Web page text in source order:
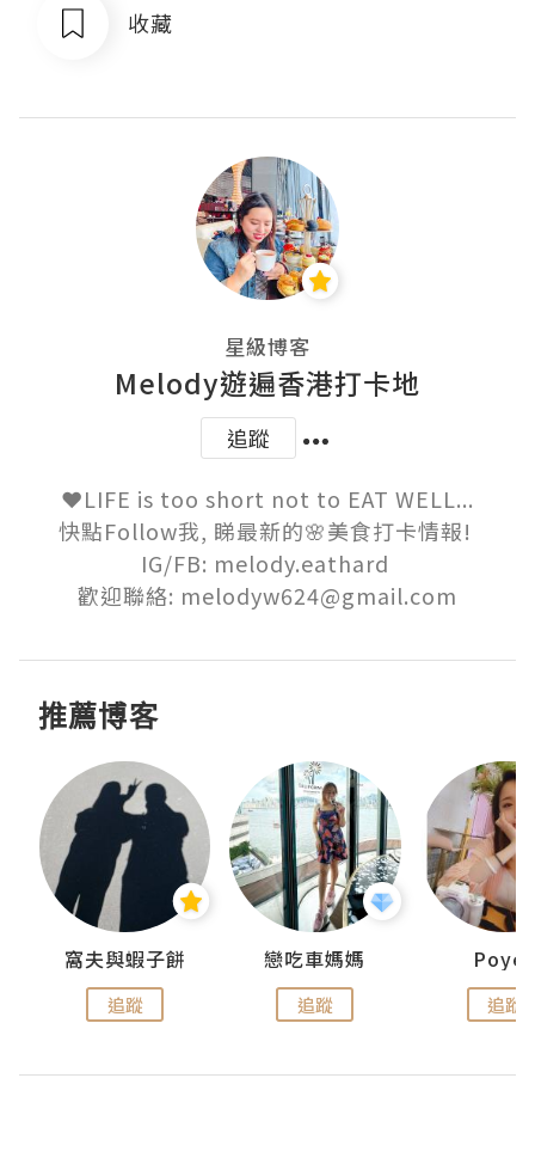
收藏
星級博客
Melody遊遍香港打卡地
追蹤
❤️LIFE is too short not to EAT WELL...
快點Follow我, 睇最新的🌸美食打卡情報!
IG/FB: melody.eathard
歡迎聯絡: melodyw624@gmail.com
推薦博客
窩夫與蝦子餅
追蹤
戀吃車媽媽
追蹤 追蹤